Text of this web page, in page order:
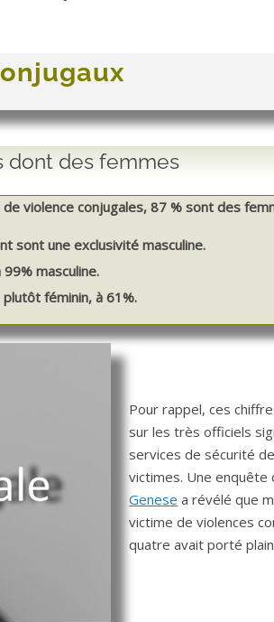
dont des femmes
violence conjugales, 87 % sont des
sont une exclusivité masculine.
masculine.
féminin, à 61%.
Pour rappel, ces
sur les très officiels
services de sécurité
victimes. Une
Genese a révélé que
victime de violences
quatre avait porté